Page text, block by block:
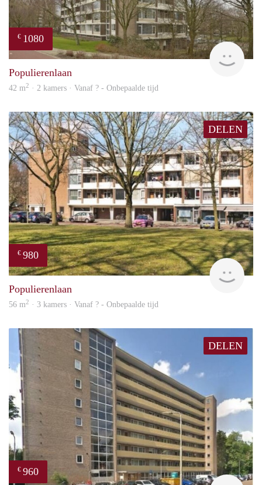
€ 1080
Populierenlaan
42 m2 · 2 kamers · Vanaf ? - Onbepaalde tijd
DELEN
€ 980
rent
Populierenlaan
56 m2 · 3 kamers · Vanaf ? - Onbepaalde tijd
DELEN
€ 960
rent